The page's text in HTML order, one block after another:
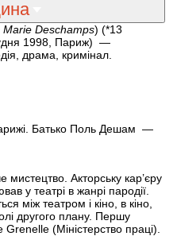
Deschamps) (*13
1998, Париж) —
драма, кримінал.
Батько Поль Дешам —
Акторську кар’єру
у театрі в жанрі пародії.
між театром і кіно, в кіно,
другого плану. Першу
(Міністерство праці).